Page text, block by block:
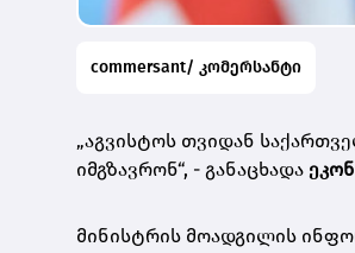
commersant/ კომერსანტი
„აგვისტოს თვიდან
იმგზავრონ“, - განაცხადა
მინისტრის მოადგილის